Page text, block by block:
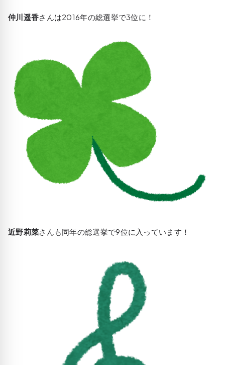
仲川遥香さんは2016年の総選挙で3位に！
近野莉菜さんも同年の総選挙で9位に入っています！